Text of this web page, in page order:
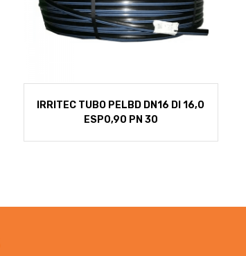
IRRITEC TUBO PELBD DN16 DI 16,0
ESP0,90 PN 30